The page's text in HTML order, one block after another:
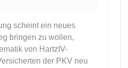
scheint ein neues
bringen zu wollen,
von HartzIV-
der PKV neu